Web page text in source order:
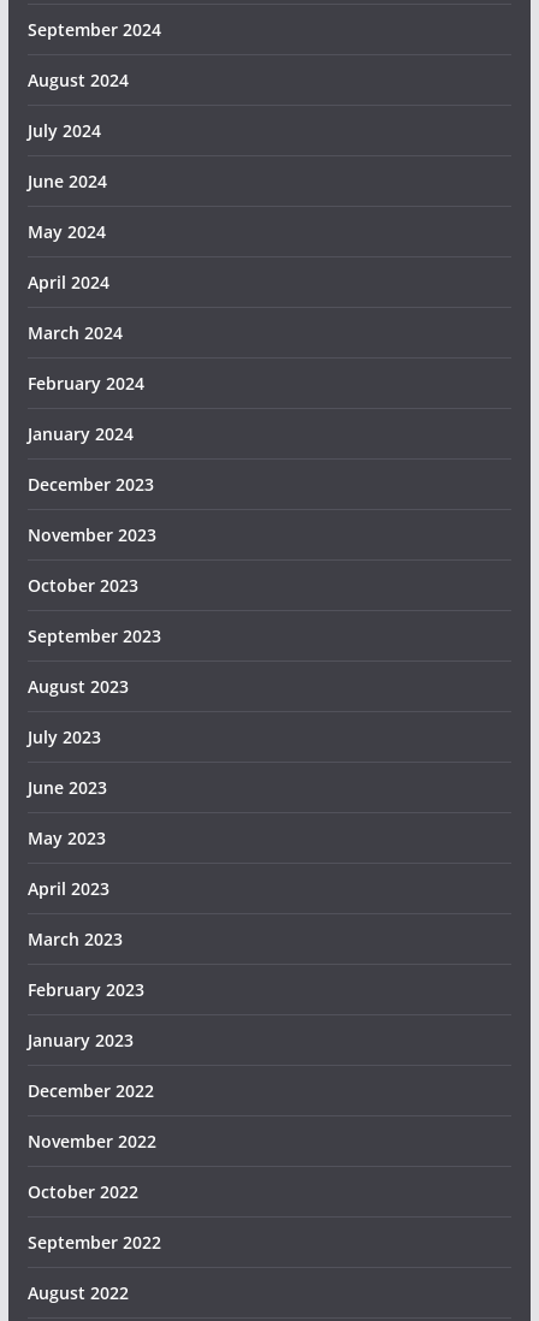
September 2024
August 2024
July 2024
June 2024
May 2024
April 2024
March 2024
February 2024
January 2024
December 2023
November 2023
October 2023
September 2023
August 2023
July 2023
June 2023
May 2023
April 2023
March 2023
February 2023
January 2023
December 2022
November 2022
October 2022
September 2022
August 2022